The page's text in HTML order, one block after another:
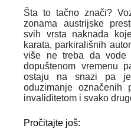
Šta to tačno znači?
zonama austrijske
svih vrsta naknada
karata, parkirališnih
više ne treba da vode
dopuštenom vremenu
ostaju na snazi pa
oduzimanje
invaliditetom i svako
Pročitajte još: